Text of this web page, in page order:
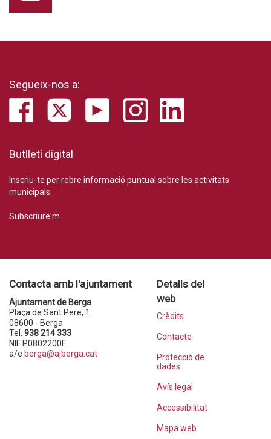
Segueix-nos a:
Butlletí digital
Inscriu-te per rebre informació puntual sobre les activitats
municipals.
Subscriure'm
Contacta amb l'ajuntament
Ajuntament de Berga
Plaça de Sant Pere, 1
08600 - Berga
Tel. 938 214 333
NIF P0802200F
a/e berga@ajberga.cat
Detalls del
web
Crèdits
Contacte
Protecció de
dades
Avís legal
Accessibilitat
Mapa web